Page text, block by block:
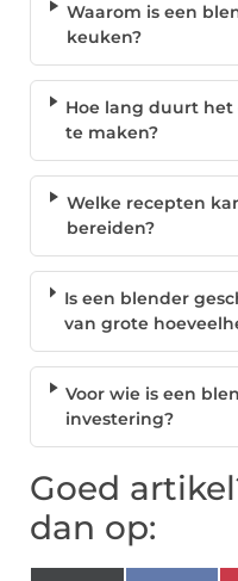
Waarom is een
keuken?
Hoe lang duurt
te maken?
Welke recepten
bereiden?
Is een blender
van grote
Voor wie is een
investering?
Goed
dan op: